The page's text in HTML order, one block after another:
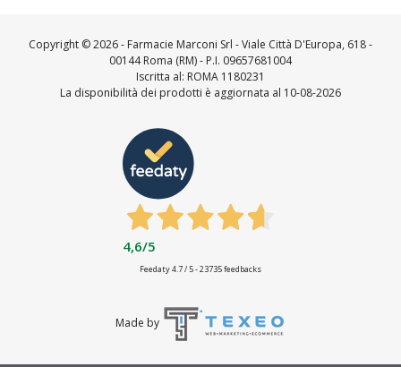
Copyright ©2026 - Farmacie Marconi Srl - Viale Città D'Europa, 618 -
00144 Roma (RM) - P.I. 09657681004
Iscritta al: ROMA 1180231
La disponibilità dei prodotti è aggiornata al 10-08-2026
4,6/5
Feedaty4.7/ 5-23735feedbacks
Made by